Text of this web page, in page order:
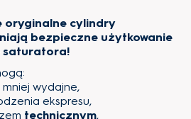
oryginalne cylindry
bezpieczne użytkowanie
saturatora!
wydajne,
ekspresu,
technicznym,